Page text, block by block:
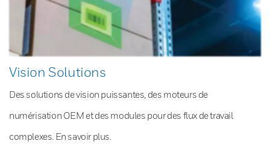
Vision Solutions
Des solutions de vision puissantes, des moteurs de
numérisation OEM et des modules pour des flux de travail
complexes. En savoir plus.